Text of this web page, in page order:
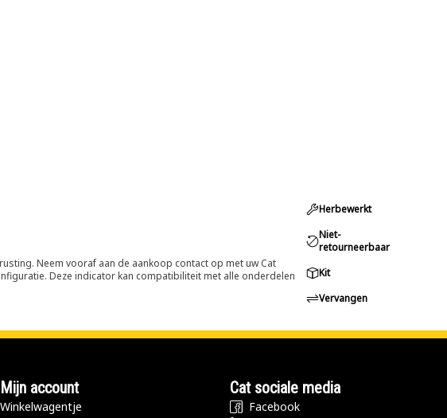
Neem vooraf aan de aankoop contact op met uw Cat
Deze indicator kan compatibiliteit met alle onderdelen
Herbewerkt
Niet-
retourneerbaar
Kit
Vervangen
Mijn account
Winkelwagentje
Cat sociale media
Facebook